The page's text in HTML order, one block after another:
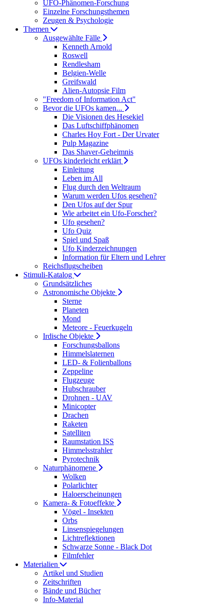
UFO-Phänomen-Forschung
Einzelne Forschungsthemen
Zeugen & Psychologie
Themen
Ausgewählte Fälle
Kenneth Arnold
Roswell
Rendlesham
Belgien-Welle
Greifswald
Alien-Autopsie Film
"Freedom of Information Act"
Bevor die UFOs kamen...
Die Visionen des Hesekiel
Das Luftschiffphänomen
Charles Hoy Fort - Der Urvater
Pulp Magazine
Das Shaver-Geheimnis
UFOs kinderleicht erklärt
Einleitung
Leben im All
Flug durch den Weltraum
Warum werden Ufos gesehen?
Den Ufos auf der Spur
Wie arbeitet ein Ufo-Forscher?
Ufo gesehen?
Ufo Quiz
Spiel und Spaß
Ufo Kinderzeichnungen
Information für Eltern und Lehrer
Reichsflugscheiben
Stimuli-Katalog
Grundsätzliches
Astronomische Objekte
Sterne
Planeten
Mond
Meteore - Feuerkugeln
Irdische Objekte
Forschungsballons
Himmelslaternen
LED- & Folienballons
Zeppeline
Flugzeuge
Hubschrauber
Drohnen - UAV
Minicopter
Drachen
Raketen
Satelliten
Raumstation ISS
Himmelsstrahler
Pyrotechnik
Naturphänomene
Wolken
Polarlichter
Haloerscheinungen
Kamera- & Fotoeffekte
Vögel - Insekten
Orbs
Linsenspiegelungen
Lichtreflektionen
Schwarze Sonne - Black Dot
Filmfehler
Materialien
Artikel und Studien
Zeitschriften
Bände und Bücher
Info-Material